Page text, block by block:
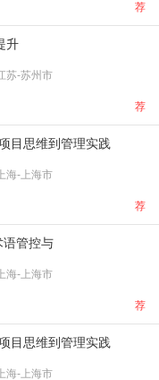
荐
升
苏-苏州市
荐
目思维到管理实践
海-上海市
荐
管控与
海-上海市
荐
目思维到管理实践
海-上海市